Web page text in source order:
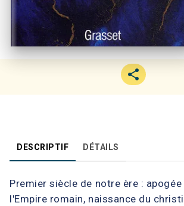
DESCRIPTIF DÉTAILS
Premier siècle de notre ère :
l'Empire romain, naissance du